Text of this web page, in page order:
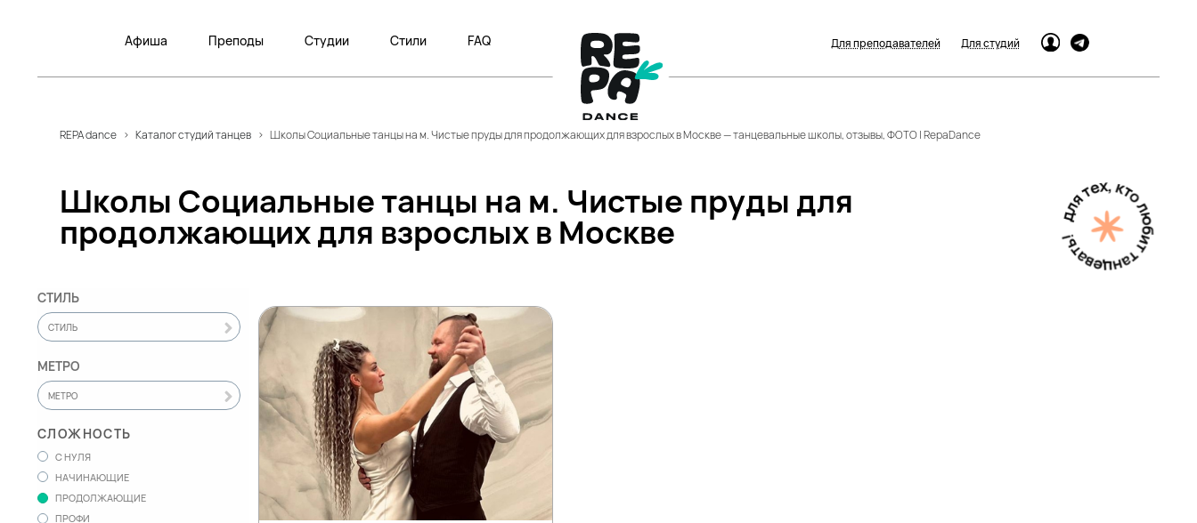
Афиша Преподы Студии Стили FAQ Для преподавателей Для студий
REPA dance > Каталог студий танцев > Школы Социальные танцы на м. Чистые пруды для продолжающих для взрослых в Москве — танцевальные школы, отзывы, ФОТО | RepaDance
Школы Социальные танцы на м. Чистые пруды для
продолжающих для взрослых в Москве
СТИЛЬ
СТИЛЬ
МЕТРО
МЕТРО
СЛОЖНОСТЬ
С НУЛЯ
НАЧИНАЮЩИЕ
ПРОДОЛЖАЮЩИЕ
ПРОФИ